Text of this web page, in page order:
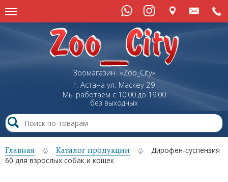
Зоомагазин «Zoo_City»
г. Астана ул. Маскеу29
Мы работаем с 10:00 до 19:00
без выходных
Главная Каталог продукции
Дирофен-суспензия
60 для взрослых собак и кошек